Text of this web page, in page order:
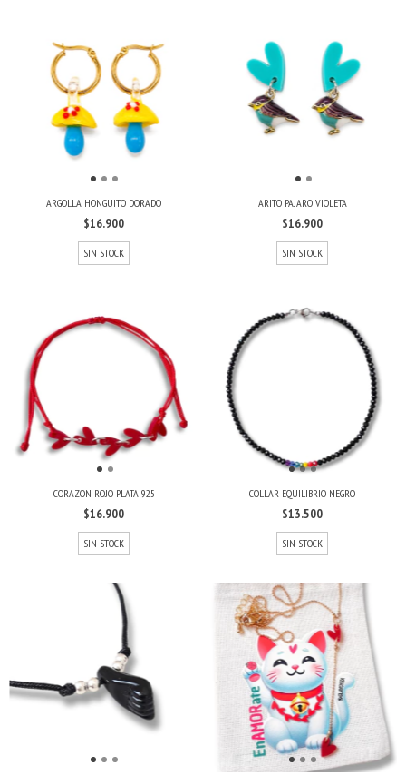
ARGOLLA HONGUITO DORADO
$16.900
SIN STOCK
ARITO PAJARO VIOLETA
$16.900
SIN STOCK
CORAZON ROJO PLATA 925
$16.900
SIN STOCK
COLLAR EQUILIBRIO NEGRO
$13.500
SIN STOCK